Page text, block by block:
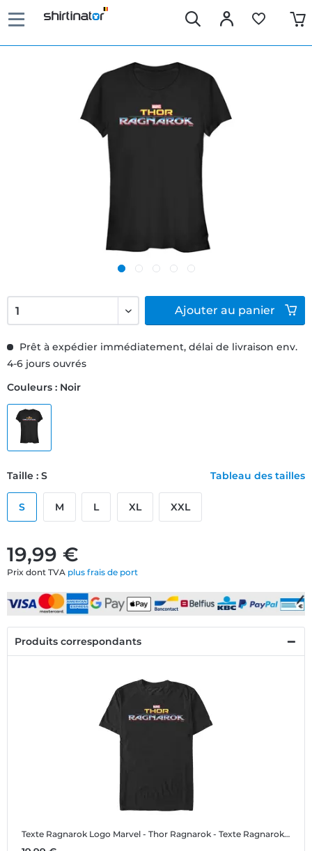
19,99 €
Prix dont TVA plus frais de port
Prêt à expédier immédiatement, délai de livraison env.
4-6 jours ouvrés
Couleurs : Noir
Taille : S Tableau des tailles
S M L XL XXL
Ajouter au panier
Produits correspondants
Texte Ragnarok Logo Marvel - Thor Ragnarok - Texte Ragnarok Logo - Homme T-shirt